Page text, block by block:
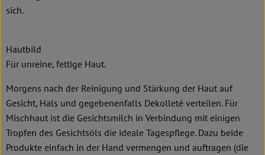
sich.
Hautbild
Für unreine, fettige Haut.
Morgens nach der Reinigung und Stärkung der Haut auf
Gesicht, Hals und gegebenenfalls Dekolleté verteilen. Für
Mischhaut ist die Gesichtsmilch in Verbindung mit einigen
Tropfen des Gesichtsöls die ideale Tagespflege. Dazu beide
Produkte einfach in der Hand vermengen und auftragen (die